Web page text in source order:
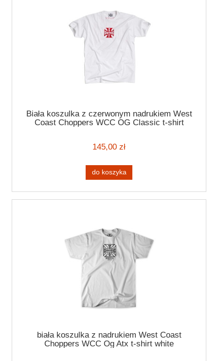
Biała koszulka z czerwonym nadrukiem West
Coast Choppers WCC OG Classic t-shirt
145,00 zł
do koszyka
biała koszulka z nadrukiem West Coast
Choppers WCC Og Atx t-shirt white